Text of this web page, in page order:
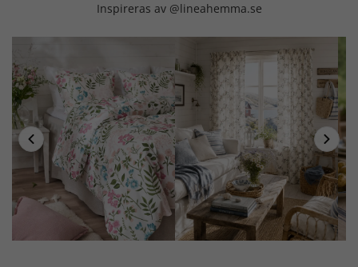
Inspireras av @lineahemma.se